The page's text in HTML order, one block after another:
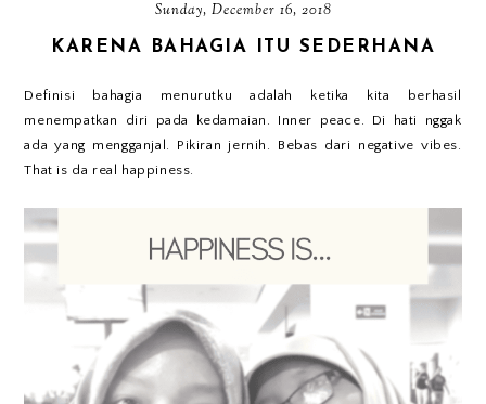
Sunday, December 16, 2018
KARENA BAHAGIA ITU SEDERHANA
Definisi bahagia menurutku adalah ketika kita berhasil
menempatkan diri pada kedamaian. Inner peace. Di hati nggak
ada yang mengganjal. Pikiran jernih. Bebas dari negative vibes.
That is da real happiness.